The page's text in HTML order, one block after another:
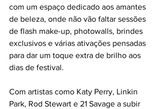
com um espaço dedicado aos amantes
de beleza, onde não vão faltar sessões
de flash make-up, photowalls, brindes
exclusivos e várias ativações pensadas
para dar um toque extra de brilho aos
dias de festival.
Com artistas como Katy Perry, Linkin
Park, Rod Stewart e 21 Savage a subir